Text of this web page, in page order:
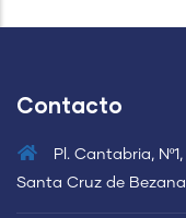
Contacto
Pl. Cantabria,
Santa Cruz de